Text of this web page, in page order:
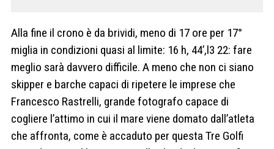
Alla fine il crono è da brividi, meno di 17 ore per 17°
miglia in condizioni quasi al limite: 16 h, 44’,l3 22: fare
meglio sarà davvero difficile. A meno che non ci siano
skipper e barche capaci di ripetere le imprese che
Francesco Rastrelli, grande fotografo capace di
cogliere l’attimo in cui il mare viene domato dall’atleta
che affronta, come è accaduto per questa Tre Golfi